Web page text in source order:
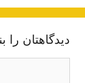
دیدگاهتان را